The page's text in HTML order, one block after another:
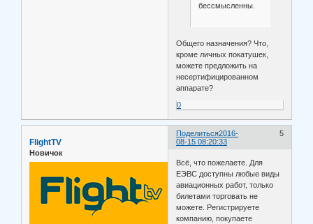
бессмысленны.
Общего назначения? Что,
кроме личных покатушек,
можете предложить на
несертифицированном
аппарате?
0
Поделиться 5
2016-
08-15 08:20:33
FlightTV
Новичок
Всё, что пожелаете. Для
ЕЭВС доступны любые виды
авиационных работ, только
билетами торговать не
можете. Регистрируете
компанию, покупаете